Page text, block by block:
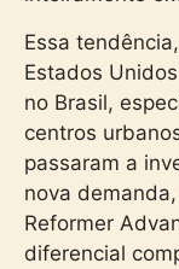
Essa
Estados
no Brasil,
centros
passaram a
nova
Reformer
diferencial